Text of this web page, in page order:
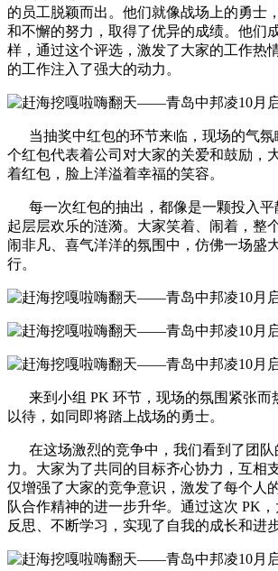
的员工脱颖而出。他们就像战场上的勇士
和不懈的努力，取得了优异的成绩。他们
样，通过这个评选，激发了大家的工作热
的工作注入了强大的动力。
当抽奖中红包的环节来临，现场的气
个红包代表着公司对大家的关爱和鼓励，
着红包，脸上洋溢着幸福的笑容。
每一次红包的抽出，都像是一颗投入
起层层欢乐的涟漪。大家笑着、闹着，整
闹非凡、喜气洋洋的氛围中，仿佛一场盛
行。
来到小组 PK 环节，现场的氛围紧张而
以待，如同即将踏上战场的勇士。
在这场激烈的竞争中，我们看到了团
力。大家为了共同的目标齐心协力，互相
仅增强了大家的竞争意识，激发了每个人
队合作精神的进一步升华。通过这次 PK
反思、不断学习，实现了自我的成长和进步